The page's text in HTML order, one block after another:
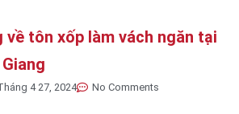
về tôn xốp làm vách ngăn tại
4 27, 2024 No Comments